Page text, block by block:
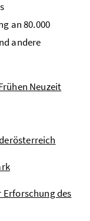
an 80.000
andere
Neuzeit
Erforschung des